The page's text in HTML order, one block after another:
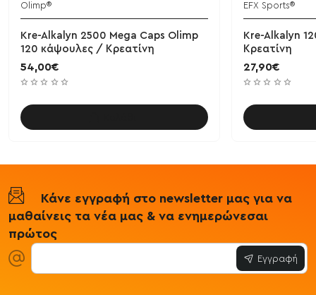
Olimp®
Kre-Alkalyn 2500 Mega Caps Olimp
120 κάψουλες / Κρεατίνη
54,00€
EFX Sports®
Kre-Alkalyn
Κρεατίνη
27,90€
Κάνε εγγραφή στο newsletter μας για να
μαθαίνεις τα νέα μας & να ενημερώνεσαι
πρώτος
Εγγραφή